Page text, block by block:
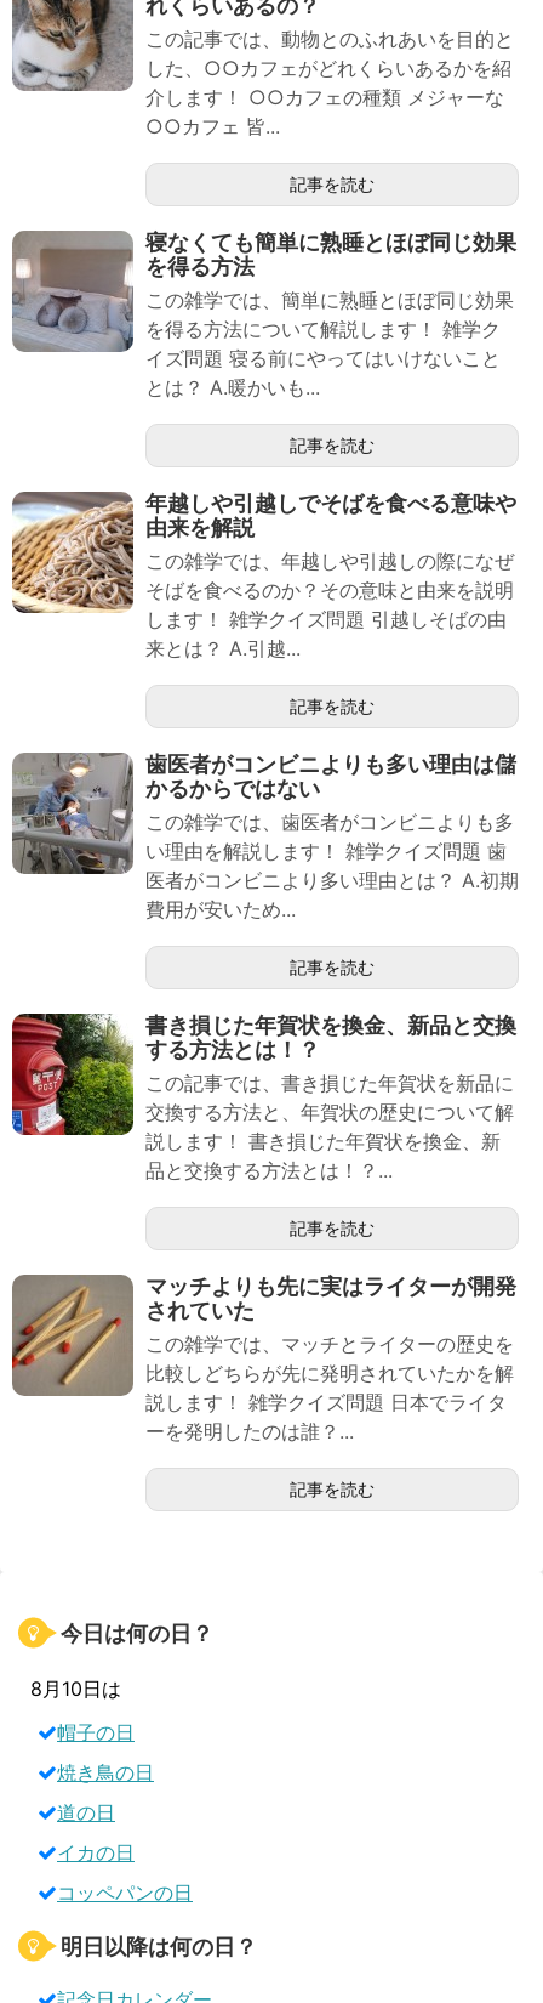
れくらいあるの？
この記事では、動物とのふれあいを目的と
した、○○カフェがどれくらいあるかを紹
介します！ ○○カフェの種類 メジャーな
○○カフェ 皆...
記事を読む
寝なくても簡単に熟睡とほぼ同じ効果
を得る方法
この雑学では、簡単に熟睡とほぼ同じ効果
を得る方法について解説します！ 雑学ク
イズ問題 寝る前にやってはいけないこと
とは？ A.暖かいも...
記事を読む
年越しや引越しでそばを食べる意味や
由来を解説
この雑学では、年越しや引越しの際になぜ
そばを食べるのか？その意味と由来を説明
します！ 雑学クイズ問題 引越しそばの由
来とは？ A.引越...
記事を読む
歯医者がコンビニよりも多い理由は儲
かるからではない
この雑学では、歯医者がコンビニよりも多
い理由を解説します！ 雑学クイズ問題 歯
医者がコンビニより多い理由とは？ A.初期
費用が安いため...
記事を読む
書き損じた年賀状を換金、新品と交換
する方法とは！？
この記事では、書き損じた年賀状を新品に
交換する方法と、年賀状の歴史について解
説します！ 書き損じた年賀状を換金、新
品と交換する方法とは！？...
記事を読む
マッチよりも先に実はライターが開発
されていた
この雑学では、マッチとライターの歴史を
比較しどちらが先に発明されていたかを解
説します！ 雑学クイズ問題 日本でライタ
ーを発明したのは誰？...
記事を読む
今日は何の日？
8月10日は
帽子の日
焼き鳥の日
道の日
イカの日
コッペパンの日
明日以降は何の日？